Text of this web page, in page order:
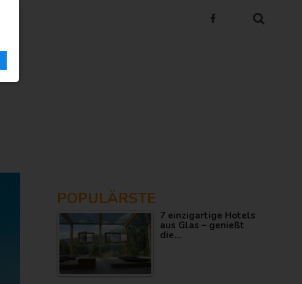
POPULÄRSTE
7 einzigartige Hotels
aus Glas – genießt
die…